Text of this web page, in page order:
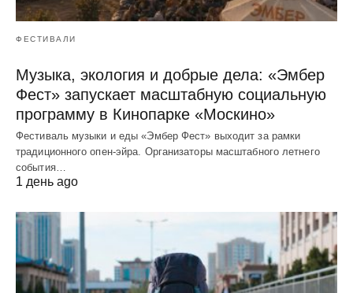
ФЕСТИВАЛИ
Музыка, экология и добрые дела: «Эмбер
Фест» запускает масштабную социальную
программу в Кинопарке «Москино»
Фестиваль музыки и еды «Эмбер Фест» выходит за рамки
традиционного опен-эйра. Организаторы масштабного летнего
события…
1 день ago